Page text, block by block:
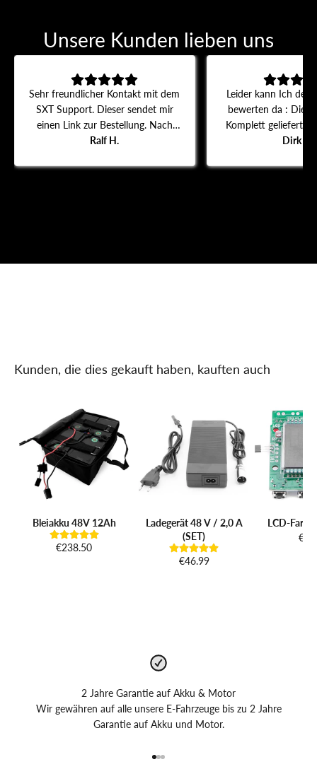
Unsere Kunden lieben uns
Ralf H.
Sehr freundlicher Kontakt mit dem
SXT Support. Dieser sendet mir
einen Link zur Bestellung. Nach
dem Erhalt und Einbau des
wieder.
Dirk S.
Leider kann Ich den
bewerten da : Die
Komplett geliefert
lieferung schon 14
schlecht.
Kunden, die dies gekauft haben, kauften auch
Bleiakku 48V 12Ah
€238.50
Ladegerät 48 V / 2,0 A
(SET)
€46.99
LCD-
2 Jahre Garantie auf Akku & Motor
Wir gewähren auf alle unsere E-Fahrzeuge bis zu 2 Jahre
Garantie auf Akku und Motor.